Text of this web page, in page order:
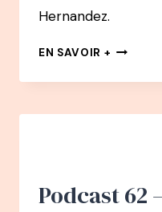
Hernandez.
EN SAVOIR + 132
–
MESNIER
HAUTE
Podcast 62